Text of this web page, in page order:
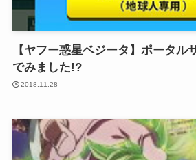
【ヤフー惑星ベジータ】ポータル
でみました!?
2018.11.28